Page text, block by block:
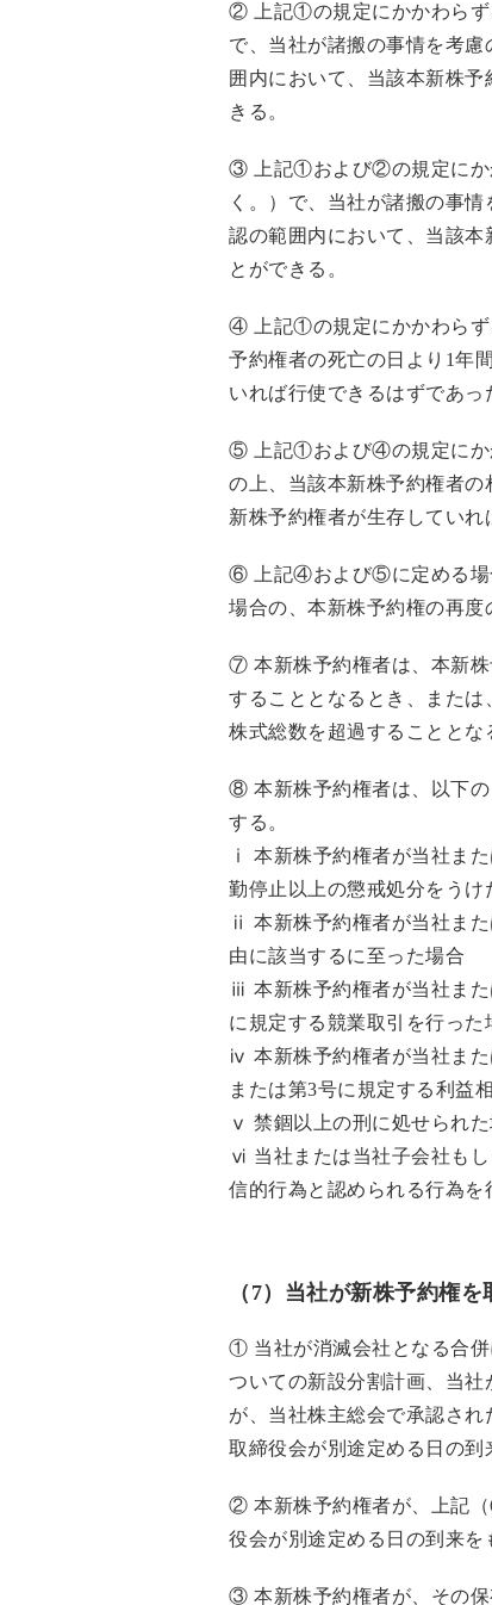
② 上記①の規定にかかわらず
で、当社が諸搬の事情を考
囲内において、当該本新株
きる。
③ 上記①および②の規定にか
く。）で、当社が諸搬の事
認の範囲内において、当該
とができる。
④ 上記①の規定にかかわらず
予約権者の死亡の日より1年
いれば行使できるはずであっ
⑤ 上記①および④の規定にか
の上、当該本新株予約権者
新株予約権者が生存していれ
⑥ 上記④および⑤に定める場
場合の、本新株予約権の再度
⑦ 本新株予約権者は、本新株
することとなるとき、また
株式総数を超過することとな
⑧ 本新株予約権者は、以下
する。
ⅰ 本新株予約権者が当社ま
勤停止以上の懲戒処分をうけ
ⅱ 本新株予約権者が当社ま
由に該当するに至った場合
ⅲ 本新株予約権者が当社ま
に規定する競業取引を行った
ⅳ 本新株予約権者が当社ま
または第3号に規定する利益
ⅴ 禁錮以上の刑に処せられた
ⅵ 当社または当社子会社も
信的行為と認められる行為を
（7）当社が新株予約権
① 当社が消滅会社となる合併
ついての新設分割計画、当
が、当社株主総会で承認さ
取締役会が別途定める日の到
② 本新株予約権者が、上記（
役会が別途定める日の到来を
③ 本新株予約権者が、その